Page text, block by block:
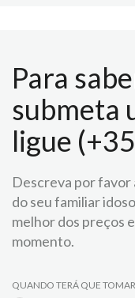
Para
submeta
ligue
Descreva por favor
do seu familiar
melhor dos preços
momento.
QUANDO TERÁ QUE